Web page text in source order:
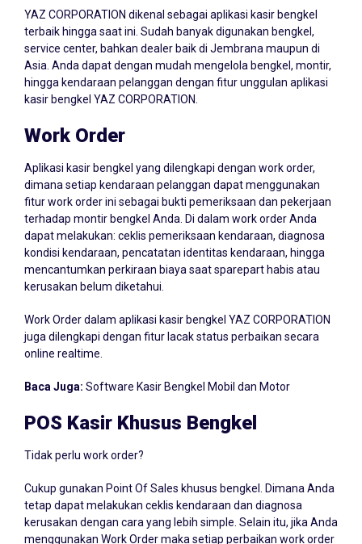
YAZ CORPORATION dikenal sebagai aplikasi kasir bengkel
terbaik hingga saat ini. Sudah banyak digunakan bengkel,
service center, bahkan dealer baik di Jembrana maupun di
Asia. Anda dapat dengan mudah mengelola bengkel, montir,
hingga kendaraan pelanggan dengan fitur unggulan aplikasi
kasir bengkel YAZ CORPORATION.
Work Order
Aplikasi kasir bengkel yang dilengkapi dengan work order,
dimana setiap kendaraan pelanggan dapat menggunakan
fitur work order ini sebagai bukti pemeriksaan dan pekerjaan
terhadap montir bengkel Anda. Di dalam work order Anda
dapat melakukan: ceklis pemeriksaan kendaraan, diagnosa
kondisi kendaraan, pencatatan identitas kendaraan, hingga
mencantumkan perkiraan biaya saat sparepart habis atau
kerusakan belum diketahui.
Work Order dalam aplikasi kasir bengkel YAZ CORPORATION
juga dilengkapi dengan fitur lacak status perbaikan secara
online realtime.
Baca Juga: Software Kasir Bengkel Mobil dan Motor
POS Kasir Khusus Bengkel
Tidak perlu work order?
Cukup gunakan Point Of Sales khusus bengkel. Dimana Anda
tetap dapat melakukan ceklis kendaraan dan diagnosa
kerusakan dengan cara yang lebih simple. Selain itu, jika Anda
menggunakan Work Order maka setiap perbaikan work order